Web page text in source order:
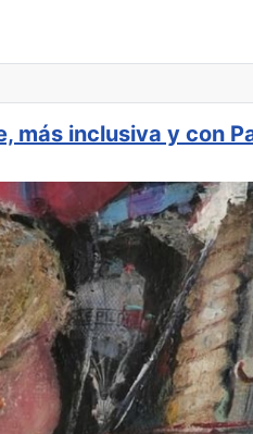
OFRECE LA UCLM
inclusiva y con